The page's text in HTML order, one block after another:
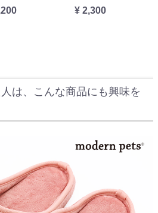
¥ 2,300
は、こんな商品にも興味を